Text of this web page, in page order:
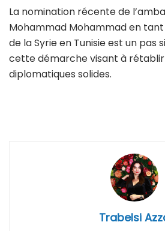
La nomination récente de
Mohammad Mohammad en
de la Syrie en Tunisie est un pas
cette démarche visant à rétablir
diplomatiques solides.
Trabelsi